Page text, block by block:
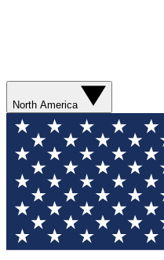
North America